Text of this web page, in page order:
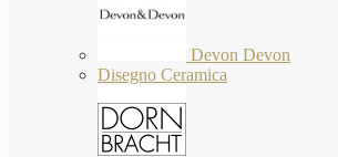
Devon Devon
Disegno Ceramica